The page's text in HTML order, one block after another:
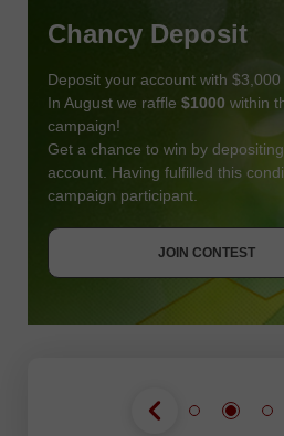
Chancy Deposit
Deposit your account with
In August we raffle $1000 within
campaign!
Get a chance to win by
account. Having fulfilled this
campaign participant.
JOIN CONTEST
JOIN CONTEST
GET BONUS